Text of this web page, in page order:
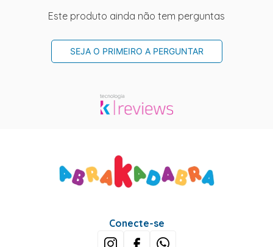
Este produto ainda não tem perguntas
SEJA O PRIMEIRO A PERGUNTAR
Conecte-se